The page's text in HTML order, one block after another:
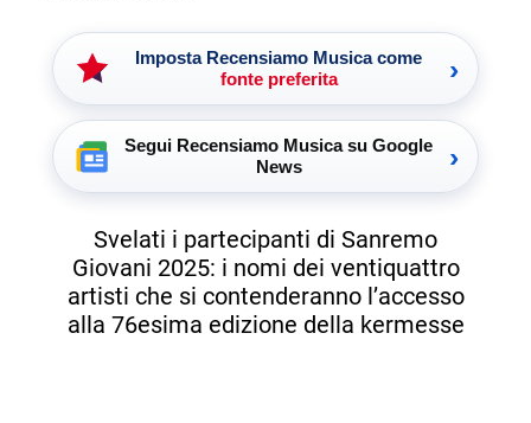
Imposta Recensiamo Musica come
fonte preferita
›
Segui Recensiamo Musica su Google
News
›
Svelati i partecipanti di Sanremo
Giovani 2025: i nomi dei ventiquattro
artisti che si contenderanno l’accesso
alla 76esima edizione della kermesse